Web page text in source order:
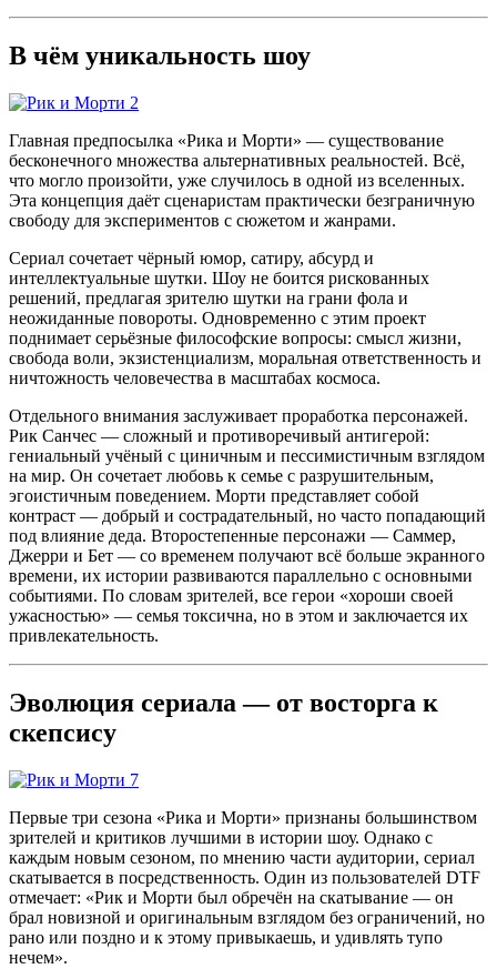
В чём уникальность шоу
Главная предпосылка «Рика и Морти» — существование
бесконечного множества альтернативных реальностей. Всё,
что могло произойти, уже случилось в одной из вселенных.
Эта концепция даёт сценаристам практически безграничную
свободу для экспериментов с сюжетом и жанрами.
Сериал сочетает чёрный юмор, сатиру, абсурд и
интеллектуальные шутки. Шоу не боится рискованных
решений, предлагая зрителю шутки на грани фола и
неожиданные повороты. Одновременно с этим проект
поднимает серьёзные философские вопросы: смысл жизни,
свобода воли, экзистенциализм, моральная ответственность и
ничтожность человечества в масштабах космоса.
Отдельного внимания заслуживает проработка персонажей.
Рик Санчес — сложный и противоречивый антигерой:
гениальный учёный с циничным и пессимистичным взглядом
на мир. Он сочетает любовь к семье с разрушительным,
эгоистичным поведением. Морти представляет собой
контраст — добрый и сострадательный, но часто попадающий
под влияние деда. Второстепенные персонажи — Саммер,
Джерри и Бет — со временем получают всё больше экранного
времени, их истории развиваются параллельно с основными
событиями. По словам зрителей, все герои «хороши своей
ужасностью» — семья токсична, но в этом и заключается их
привлекательность.
Эволюция сериала — от восторга к
скепсису
Первые три сезона «Рика и Морти» признаны большинством
зрителей и критиков лучшими в истории шоу. Однако с
каждым новым сезоном, по мнению части аудитории, сериал
скатывается в посредственность. Один из пользователей DTF
отмечает: «Рик и Морти был обречён на скатывание — он
брал новизной и оригинальным взглядом без ограничений, но
рано или поздно и к этому привыкаешь, и удивлять тупо
нечем».